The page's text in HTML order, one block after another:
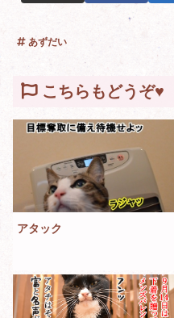
あずだい
こちらもどうぞ♥
アタック